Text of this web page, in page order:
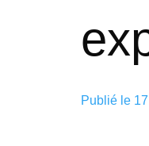
Publié le